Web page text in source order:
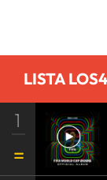
COMUNICACIÓN
LISTA
1